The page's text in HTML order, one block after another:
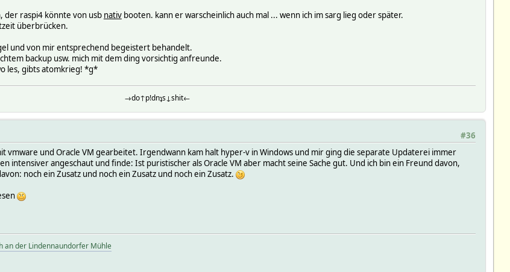
der raspi4 könnte von usb nativbooten. kann er warscheinlich auch mal ... wenn ich im sarg lieg oder später.
überbrücken.
und von mir entsprechend begeistert behandelt.
backup usw. mich mit dem ding vorsichtig anfreunde.
les, gibts atomkrieg! *g*
→do↑p!dnʇs↓shit←
#36
vmware und Oracle VM gearbeitet. Irgendwann kam halt hyper-v in Windows und mir ging die separate Updaterei immer
intensiver angeschaut und finde: Ist puristischer als Oracle VM aber macht seine Sache gut. Und ich bin ein Freund davon,
noch ein Zusatz und noch ein Zusatz und noch ein Zusatz.
an der Lindennaundorfer Mühle